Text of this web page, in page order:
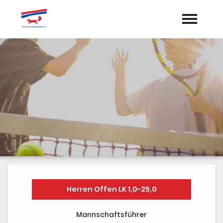
Startseite
Termine
Vorstand
Dokumente
Sponsoren
Mannschaften
Galerie
Herren Offen LK 1,0-25,0
Mannschaftsführer